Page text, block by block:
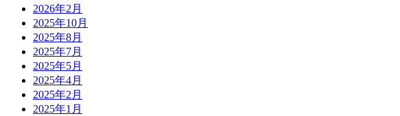
2026年2月
2025年10月
2025年8月
2025年7月
2025年5月
2025年4月
2025年2月
2025年1月